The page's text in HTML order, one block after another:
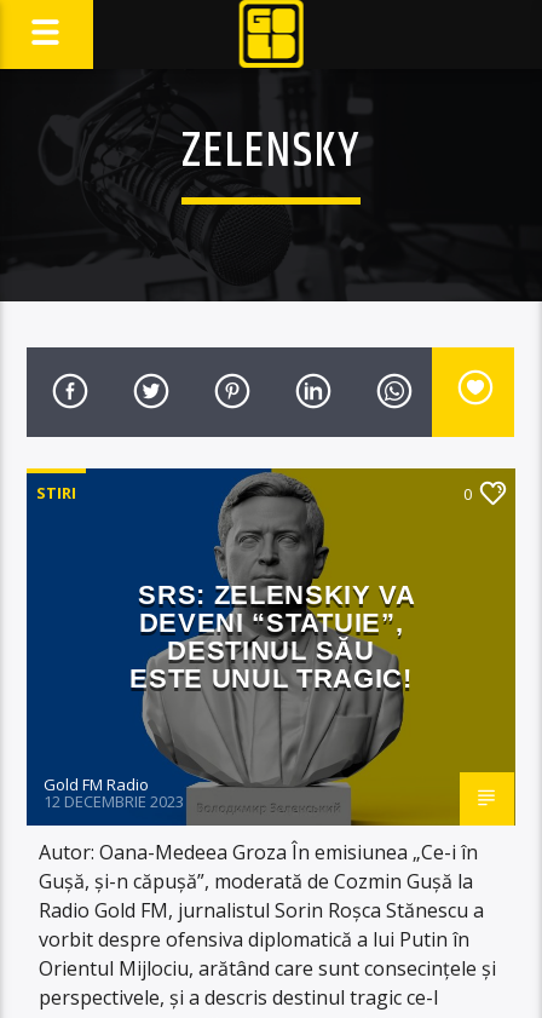
ZELENSKY
STIRI 0
SRS: ZELENSKIY VA
DEVENI “STATUIE”,
DESTINUL SĂU
ESTE UNUL TRAGIC!
Gold FM Radio
12 DECEMBRIE 2023
Autor: Oana-Medeea Groza În emisiunea „Ce-i în
Gușă, și-n căpușă”, moderată de Cozmin Gușă la
Radio Gold FM, jurnalistul Sorin Roșca Stănescu a
vorbit despre ofensiva diplomatică a lui Putin în
Orientul Mijlociu, arătând care sunt consecințele și
perspectivele, și a descris destinul tragic ce-l